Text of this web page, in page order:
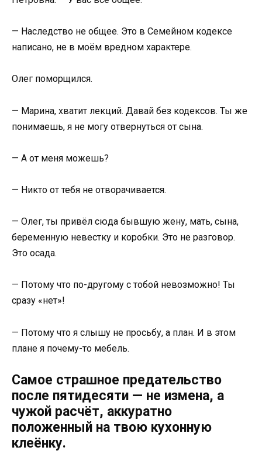
— Наследство не общее. Это в Семейном кодексе
написано, не в моём вредном характере.
Олег поморщился.
— Марина, хватит лекций. Давай без кодексов. Ты же
понимаешь, я не могу отвернуться от сына.
— А от меня можешь?
— Никто от тебя не отворачивается.
— Олег, ты привёл сюда бывшую жену, мать, сына,
беременную невестку и коробки. Это не разговор.
Это осада.
— Потому что по-другому с тобой невозможно! Ты
сразу «нет»!
— Потому что я слышу не просьбу, а план. И в этом
плане я почему-то мебель.
Самое страшное предательство
после пятидесяти — не измена, а
чужой расчёт, аккуратно
положенный на твою кухонную
клеёнку.